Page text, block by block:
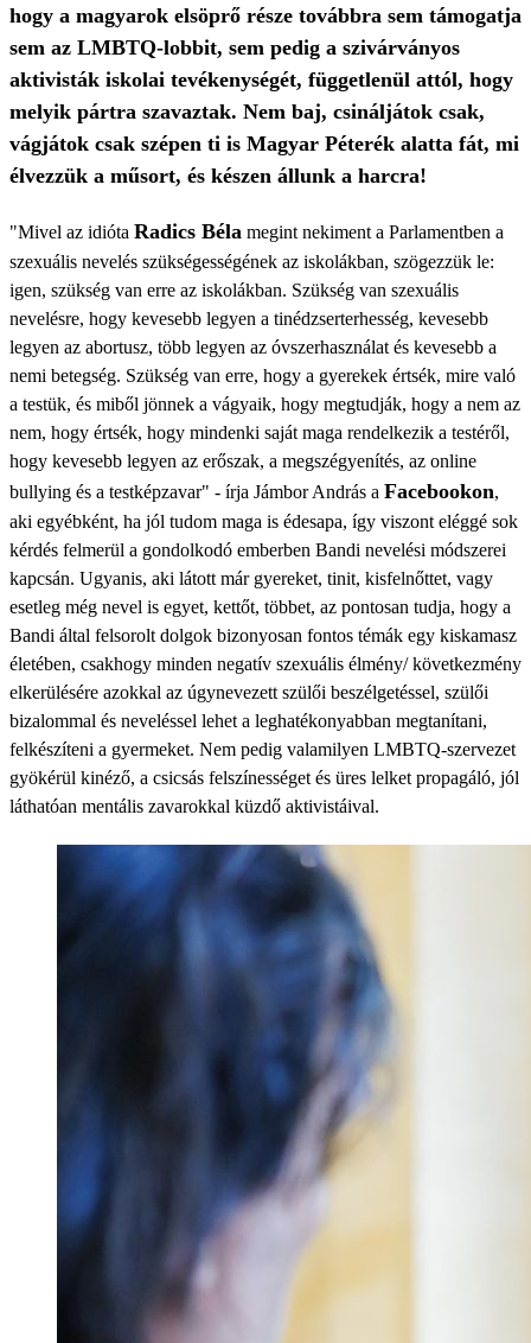
hogy a magyarok elsöprő része továbbra sem támogatja
sem az LMBTQ-lobbit, sem pedig a szivárványos
aktivisták iskolai tevékenységét, függetlenül attól, hogy
melyik pártra szavaztak. Nem baj, csináljátok csak,
vágjátok csak szépen ti is Magyar Péterék alatta fát, mi
élvezzük a műsort, és készen állunk a harcra!
"Mivel az idióta Radics Béla megint nekiment a Parlamentben a
szexuális nevelés szükségességének az iskolákban, szögezzük le:
igen, szükség van erre az iskolákban. Szükség van szexuális
nevelésre, hogy kevesebb legyen a tinédzserterhesség, kevesebb
legyen az abortusz, több legyen az óvszerhasználat és kevesebb a
nemi betegség. Szükség van erre, hogy a gyerekek értsék, mire való
a testük, és miből jönnek a vágyaik, hogy megtudják, hogy a nem az
nem, hogy értsék, hogy mindenki saját maga rendelkezik a testéről,
hogy kevesebb legyen az erőszak, a megszégyenítés, az online
bullying és a testképzavar" - írja Jámbor András a Facebookon,
aki egyébként, ha jól tudom maga is édesapa, így viszont eléggé sok
kérdés felmerül a gondolkodó emberben Bandi nevelési módszerei
kapcsán. Ugyanis, aki látott már gyereket, tinit, kisfelnőttet, vagy
esetleg még nevel is egyet, kettőt, többet, az pontosan tudja, hogy a
Bandi által felsorolt dolgok bizonyosan fontos témák egy kiskamasz
életében, csakhogy minden negatív szexuális élmény/ következmény
elkerülésére azokkal az úgynevezett szülői beszélgetéssel, szülői
bizalommal és neveléssel lehet a leghatékonyabban megtanítani,
felkészíteni a gyermeket. Nem pedig valamilyen LMBTQ-szervezet
gyökérül kinéző, a csicsás felszínességet és üres lelket propagáló, jól
láthatóan mentális zavarokkal küzdő aktivistáival.